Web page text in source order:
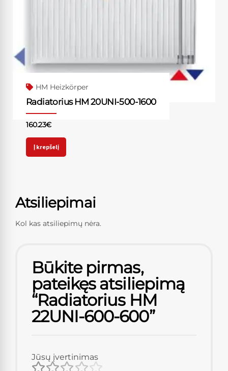
HM Heizkörper
Radiatorius HM 20UNI-500-1600
160.23€
Į krepšelį
Atsiliepimai
Kol kas atsiliepimų nėra.
Būkite pirmas,
pateikęs atsiliepimą
“Radiatorius HM
22UNI-600-600”
Jūsų įvertinimas